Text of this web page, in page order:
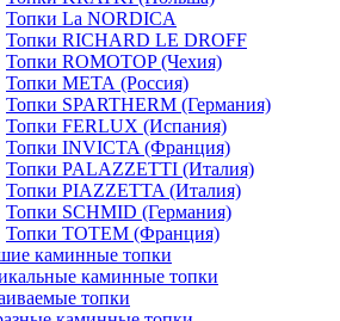
Топки La NORDICA
Топки RICHARD LE DROFF
Топки ROMOTOP (Чехия)
Топки МЕТА (Россия)
Топки SPARTHERM (Германия)
Топки FERLUX (Испания)
Топки INVICTA (Франция)
Топки PALAZZETTI (Италия)
Топки PIAZZETTA (Италия)
Топки SCHMID (Германия)
Топки TOTEM (Франция)
каминные топки
каминные топки
топки